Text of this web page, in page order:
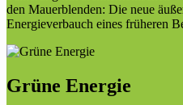
den Mauerblenden: Die neue
Energieverbauch eines früheren
Grüne Energie